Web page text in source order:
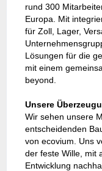
rund 300
Europa. Mit
für Zoll, Lager,
Lösungen für die
mit einem
beyond.
Unsere
Wir sehen unsere
entscheidenden
von ecovium. Uns
der feste Wille, mit
Entwicklung